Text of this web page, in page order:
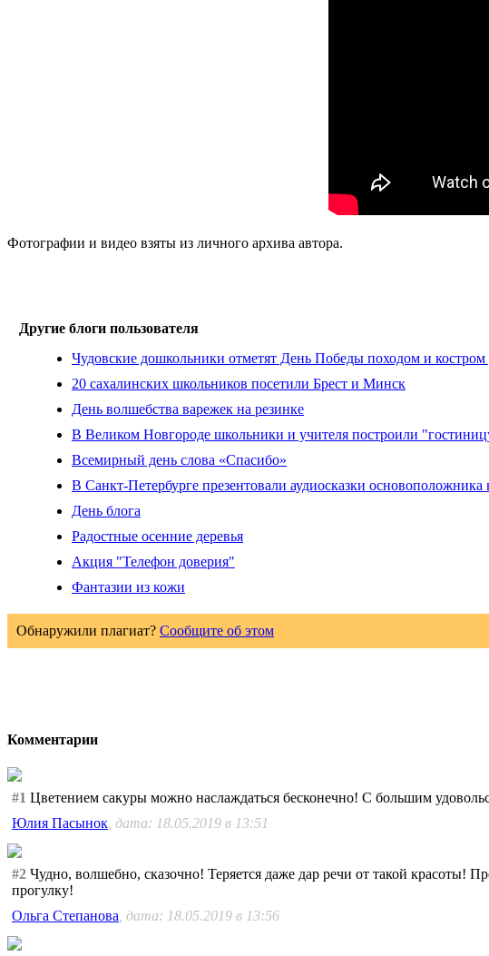
Фотографии и видео взяты из личного архива автора.
Другие блоги пользователя
Чудовские дошкольники отметят День Победы походом и костром
20 сахалинских школьников посетили Брест и Минск
День волшебства варежек на резинке
В Великом Новгороде школьники и учителя построили
Всемирный день слова «Спасибо»
В Санкт-Петербурге презентовали аудиосказки
День блога
Радостные осенние деревья
Акция "Телефон доверия"
Фантазии из кожи
Обнаружили плагиат? Сообщите об этом
Комментарии
#1 Цветением сакуры можно наслаждаться бесконечно! С большим
Юлия Пасынок , дата: 18.05.2019 в 13:51
#2 Чудно, волшебно, сказочно! Теряется даже дар речи от такой красоты!
прогулку!
Ольга Степанова , дата: 18.05.2019 в 13:56